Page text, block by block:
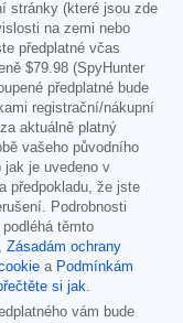
stránky (které jsou zde
na zemi nebo
předplatné včas
$79.98 (SpyHunter
předplatné bude
registrační/nákupní
aktuálně platný
vašeho původního
jak je uvedeno v
předpokladu, že jste
Podrobnosti
těmto
, Zásadám ochrany
a Podmínkám
si jak.
vám bude